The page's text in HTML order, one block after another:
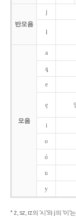
반모음
j
ł
모음
a
ą̨
e
ę
i
o
ó
u
y
* ż, sz, rz의 '시'와 j의 '이'